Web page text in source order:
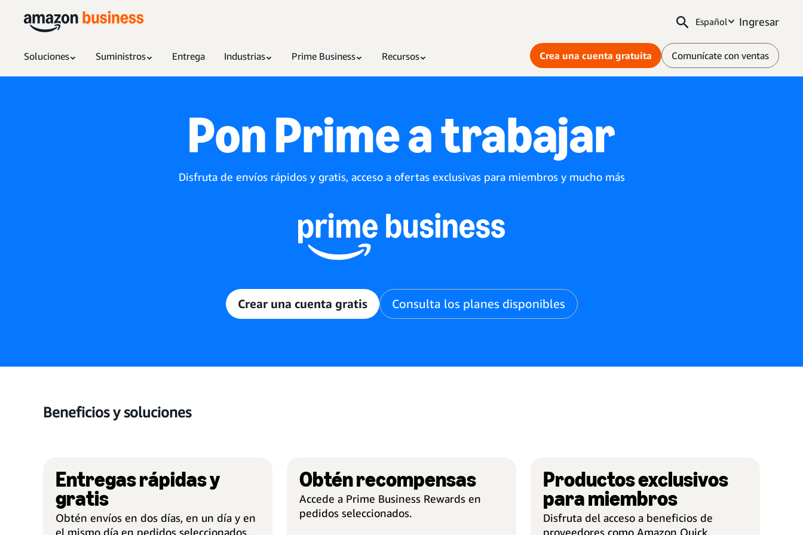
Español Ingresar
Soluciones Suministros Entrega Industrias Prime Business Recursos Crea una cuenta gratuita Comunícate con ventas
Pon Prime a trabajar
Disfruta de envíos rápidos y gratis, acceso a ofertas exclusivas para miembros y mucho más
Crear una cuenta gratis Consulta los planes disponibles
Beneficios y soluciones
Entregas rápidas y
gratis
Obtén envíos en dos días, en un día y en
el mismo día en pedidos seleccionados.
ENTREGAS RÁPIDAS Y GRATIS
En pedidos seleccionados
Obtén recompensas
Accede a Prime Business Rewards en
pedidos seleccionados.
OBTÉN RECOMPENSAS
Vale la pena ser miembro
Gana recompensas de Prime Business al
Productos exclusivos
para miembros
Disfruta del acceso a beneficios de
proveedores como Amazon Quick,